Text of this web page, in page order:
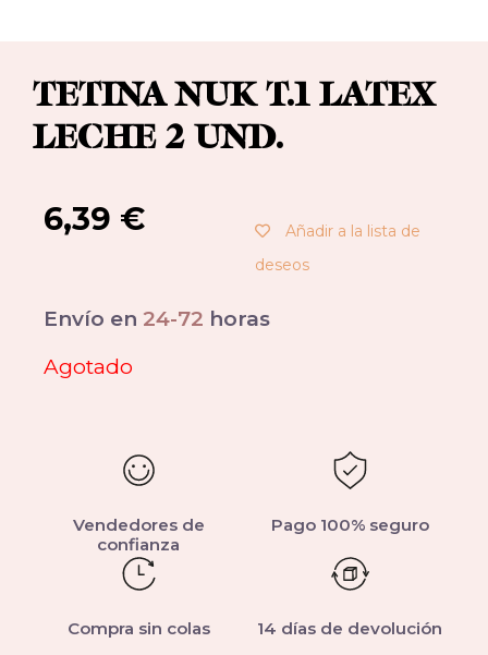
TETINA NUK T.1 LATEX
LECHE 2 UND.
6,39 €
Añadir a la lista de
deseos
Envío en 24-72 horas
Agotado
Vendedores de
confianza
Pago 100% seguro
Compra sin colas 14 días de devolución